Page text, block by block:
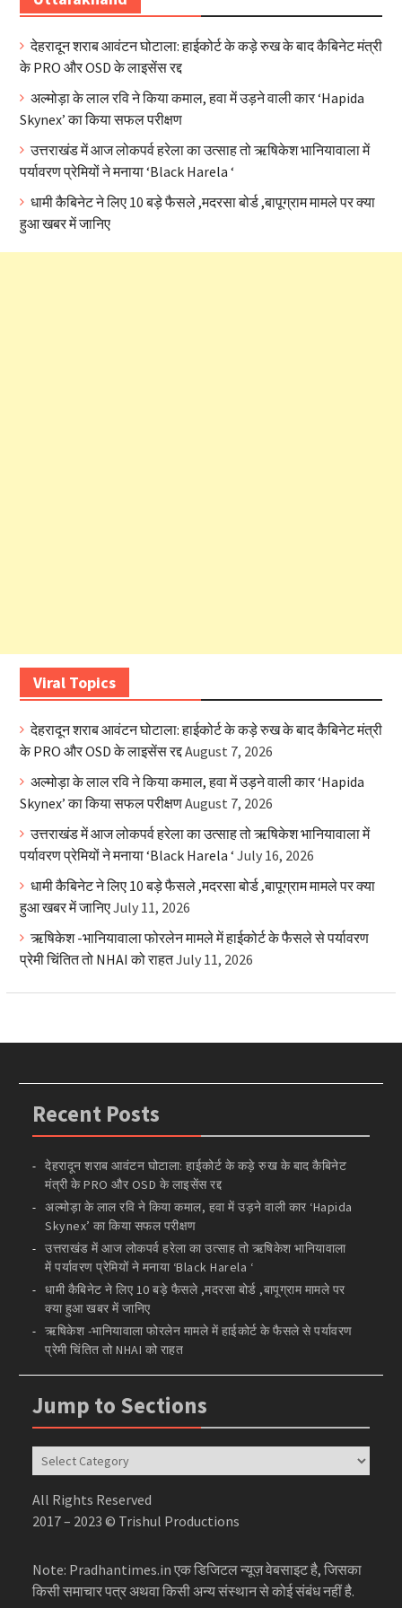
देहरादून शराब आवंटन घोटाला: हाईकोर्ट के कड़े रुख के बाद कैबिनेट मंत्री
के PRO और OSD के लाइसेंस रद्द
अल्मोड़ा के लाल रवि ने किया कमाल, हवा में उड़ने वाली कार ‘Hapida
Skynex’ का किया सफल परीक्षण
उत्तराखंड में आज लोकपर्व हरेला का उत्साह तो ऋषिकेश भानियावाला में
पर्यावरण प्रेमियों ने मनाया ‘Black Harela ‘
धामी कैबिनेट ने लिए 10 बड़े फैसले ,मदरसा बोर्ड ,बापूग्राम मामले पर क्या
हुआ खबर में जानिए
Viral Topics
देहरादून शराब आवंटन घोटाला: हाईकोर्ट के कड़े रुख के बाद कैबिनेट मंत्री
के PRO और OSD के लाइसेंस रद्दAugust 7, 2026
अल्मोड़ा के लाल रवि ने किया कमाल, हवा में उड़ने वाली कार ‘Hapida
Skynex’ का किया सफल परीक्षणAugust 7, 2026
उत्तराखंड में आज लोकपर्व हरेला का उत्साह तो ऋषिकेश भानियावाला में
पर्यावरण प्रेमियों ने मनाया ‘Black Harela ‘ July 16, 2026
धामी कैबिनेट ने लिए 10 बड़े फैसले ,मदरसा बोर्ड ,बापूग्राम मामले पर क्या
हुआ खबर में जानिएJuly 11, 2026
ऋषिकेश -भानियावाला फोरलेन मामले में हाईकोर्ट के फैसले से पर्यावरण
प्रेमी चिंतित तो NHAI को राहतJuly 11, 2026
Recent Posts
देहरादून शराब आवंटन घोटाला: हाईकोर्ट के कड़े रुख के बाद कैबिनेट
मंत्री के PRO और OSD के लाइसेंस रद्द
अल्मोड़ा के लाल रवि ने किया कमाल, हवा में उड़ने वाली कार ‘Hapida
Skynex’ का किया सफल परीक्षण
उत्तराखंड में आज लोकपर्व हरेला का उत्साह तो ऋषिकेश भानियावाला
में पर्यावरण प्रेमियों ने मनाया ‘Black Harela ‘
धामी कैबिनेट ने लिए 10 बड़े फैसले ,मदरसा बोर्ड ,बापूग्राम मामले पर
क्या हुआ खबर में जानिए
ऋषिकेश -भानियावाला फोरलेन मामले में हाईकोर्ट के फैसले से पर्यावरण
प्रेमी चिंतित तो NHAI को राहत
Jump to Sections
Jump
to
Sections
All Rights Reserved
2017 – 2023 © Trishul Productions
Note: Pradhantimes.in एक डिजिटल न्यूज़ वेबसाइट है, जिसका
किसी समाचार पत्र अथवा किसी अन्य संस्थान से कोई संबंध नहीं है.